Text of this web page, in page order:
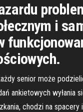
i
senior może
ankietowych wyłania
chodzi na